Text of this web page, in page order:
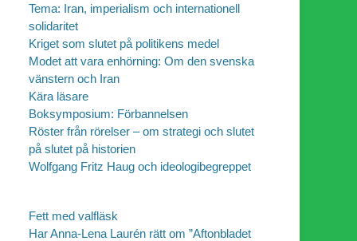
Tema: Iran, imperialism och internationell
solidaritet
Kriget som slutet på politikens medel
Modet att vara enhörning: Om den svenska
vänstern och Iran
Kära läsare
Boksymposium: Förbannelsen
Röster från rörelser – om strategi och slutet
på slutet på historien
Wolfgang Fritz Haug och ideologibegreppet
Fett med valfläsk
Har Anna-Lena Laurén rätt om ”Aftonbladet